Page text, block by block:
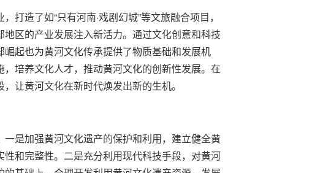
造了如“只有河南·戏剧幻城”等文旅融合项目，
区的产业发展注入新活力。通过文化创意和科技
起也为黄河文化传承提供了物质基础和发展机
培养文化人才，推动黄河文化的创新性发展。在
让黄河文化在新时代焕发出新的生机。
是加强黄河文化遗产的保护和利用，建立健全黄
和完整性。二是充分利用现代科技手段，对黄河